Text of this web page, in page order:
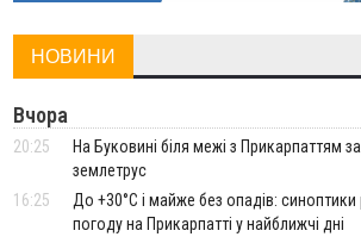
НОВИНИ
Вчора
20:25
На Буковині біля межі з Прикарпаттям
землетрус
16:25
До +30°C і майже без опадів: синоптики
погоду на Прикарпатті у найближчі дні